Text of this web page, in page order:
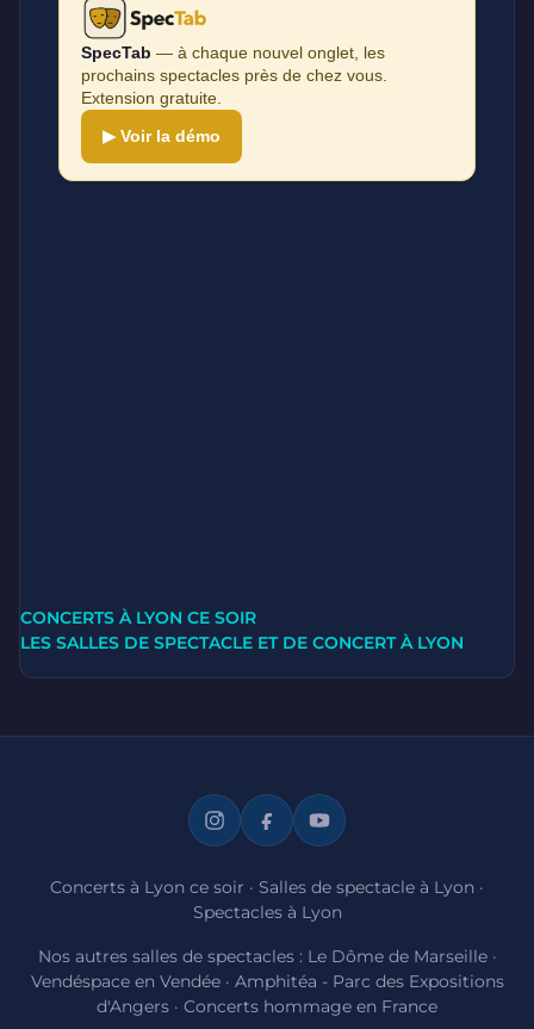
SpecTab — à chaque nouvel onglet, les
prochains spectacles près de chez vous.
Extension gratuite.
▶ Voir la démo
CONCERTS À LYON CE SOIR
LES SALLES DE SPECTACLE ET DE CONCERT À LYON
Concerts à Lyon ce soir · Salles de spectacle à Lyon ·
Spectacles à Lyon
Nos autres salles de spectacles : Le Dôme de Marseille·
Vendéspace en Vendée· Amphitéa - Parc des Expositions
d'Angers · Concerts hommage en France